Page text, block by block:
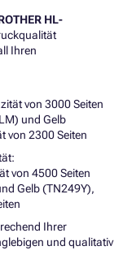
HL-
Ihren
von 3000 Seiten
und Gelb
von 2300 Seiten
von 4500 Seiten
Gelb (TN249Y),
Ihrer
und qualitativ